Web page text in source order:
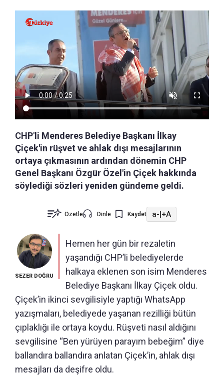
CHP'li Menderes Belediye Başkanı İlkay
Çiçek'in rüşvet ve ahlak dışı mesajlarının
ortaya çıkmasının ardından dönemin CHP
Genel Başkanı Özgür Özel'in Çiçek hakkında
söylediği sözleri yeniden gündeme geldi.
Özetle Dinle Kaydet a-|+A
SEZER DOĞRU
Hemen her gün bir rezaletin
yaşandığı CHP’li belediyelerde
halkaya eklenen son isim Menderes
Belediye Başkanı İlkay Çiçek oldu.
Çiçek’in ikinci sevgilisiyle yaptığı WhatsApp
yazışmaları, belediyede yaşanan rezilliği bütün
çıplaklığı ile ortaya koydu. Rüşveti nasıl aldığını
sevgilisine “Ben yürüyen parayım bebeğim” diye
ballandıra ballandıra anlatan Çiçek’in, ahlak dışı
mesajları da deşifre oldu.